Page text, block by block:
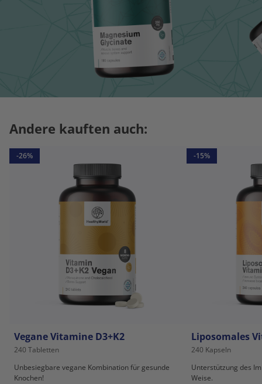
Andere kauften auch:
-26%
Vegane Vitamine D3+K2
240 Tabletten
Unbesiegbare vegane Kombination für gesunde
Knochen!
-15%
Liposomales
240 Kapseln
Unterstützung des
Weise.